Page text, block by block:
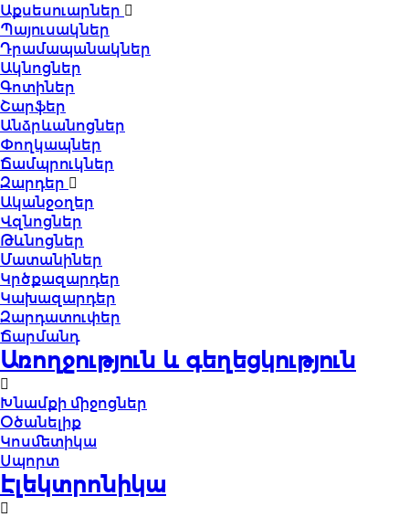
Աքսեսուարներ
Պայուսակներ
Դրամապանակներ
Ակնոցներ
Գոտիներ
Շարֆեր
Անձրևանոցներ
Փողկապներ
Ճամպրուկներ
Զարդեր
Ականջօղեր
Վզնոցներ
Թևնոցներ
Մատանիներ
Կրծքազարդեր
Կախազարդեր
Զարդատուփեր
Ճարմանդ
Առողջություն և գեղեցկություն
Խնամքի միջոցներ
Օծանելիք
Կոսմետիկա
Սպորտ
Էլեկտրոնիկա